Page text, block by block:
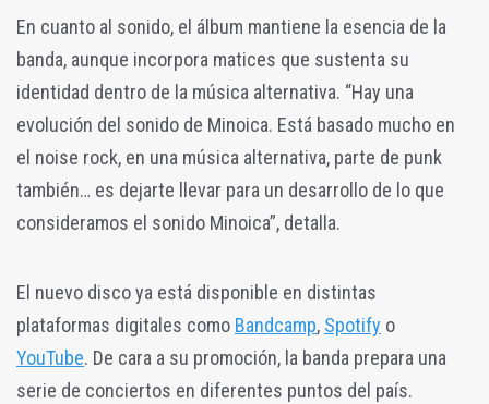
En cuanto al sonido, el álbum mantiene la esencia de la
banda, aunque incorpora matices que sustenta su
identidad dentro de la música alternativa. “Hay una
evolución del sonido de Minoica. Está basado mucho en
el noise rock, en una música alternativa, parte de punk
también… es dejarte llevar para un desarrollo de lo que
consideramos el sonido Minoica”, detalla.
El nuevo disco ya está disponible en distintas
plataformas digitales como Bandcamp, Spotify o
YouTube. De cara a su promoción, la banda prepara una
serie de conciertos en diferentes puntos del país.